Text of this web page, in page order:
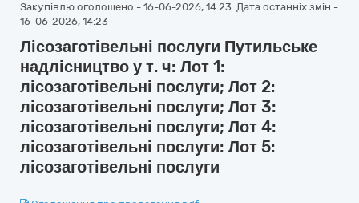
Закупівлю оголошено - 16-06-2026, 14:23. Дата останніх змін -
16-06-2026, 14:23
Лісозаготівельні послуги Путильське
надлісництво у т. ч: Лот 1:
лісозаготівельні послуги; Лот 2:
лісозаготівельні послуги; Лот 3:
лісозаготівельні послуги; Лот 4:
лісозаготівельні послуги: Лот 5:
лісозаготівельні послуги